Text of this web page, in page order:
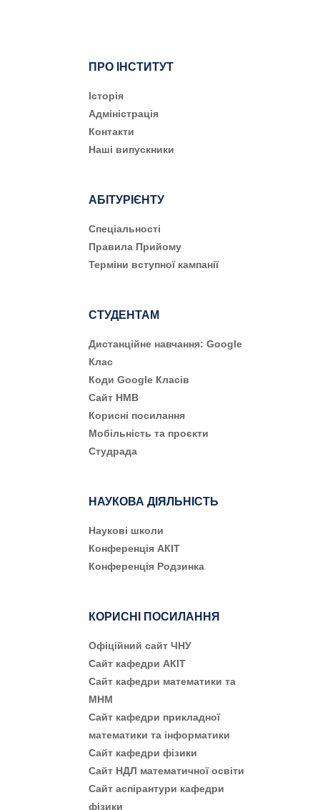
ПРО ІНСТИТУТ
Історія
Адміністрація
Контакти
Наші випускники
АБІТУРІЄНТУ
Cпеціальності
Правила Прийому
Терміни вступної кампанії
СТУДЕНТАМ
Дистанційне навчання: Google
Клас
Коди Google Класів
Сайт НМВ
Корисні посилання
Мобільність та проєкти
Студрада
НАУКОВА ДІЯЛЬНІСТЬ
Наукові школи
Конференція АКІТ
Конференція Родзинка
КОРИСНІ ПОСИЛАННЯ
Офіційний сайт ЧНУ
Сайт кафедри АКІТ
Сайт кафедри математики та
МНМ
Сайт кафедри прикладної
математики та інформатики
Сайт кафедри фізики
Сайт НДЛ математичної освіти
Сайт аспірантури кафедри
фізики